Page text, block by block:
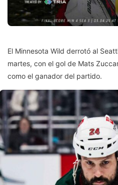
El Minnesota Wild derrotó al
martes, con el gol de Mats
como el ganador del partido.